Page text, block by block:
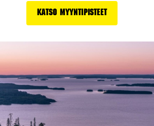
Katso myyntipisteet